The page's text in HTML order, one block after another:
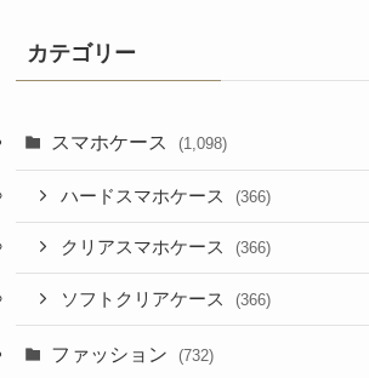
カテゴリー
スマホケース (1,098)
ハードスマホケース (366)
クリアスマホケース (366)
ソフトクリアケース (366)
ファッション (732)